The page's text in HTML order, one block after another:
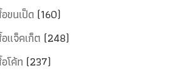
อขนเป็ด (160)
อแจ็คเก็ต (248)
โค้ท (237)